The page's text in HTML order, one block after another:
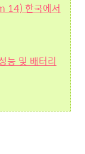
14) 한국에서
능 및 배터리